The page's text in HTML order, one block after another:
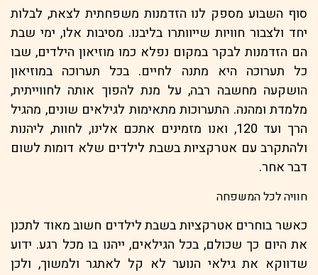
סוף השבוע מספק לנו הזדמנות משפחתית לצאת, לבלות
יחד ולצבור חוויות שייוותרו בליבנו. מסיבות אלו, ימי שבת
הם הזדמנות לבקר במקום נפלא כמו מוזיאון הילדים, שבו
כל תערוכה היא מתנה לחיים. בכל תערוכה במוזיאון
הושקעה מחשבה רבה, על מנת להפוך אותה לחווייתית,
מלמדת ומהנה. התערוכות מתאימות לגילאים שונים, מהגיל
הרך ועד 120, ואנו מזמינים אתכם אלינו, לחוות, ליהנות
ולהתקרב עם אטרקציות בשבת לילדים שלא דומות לשום
דבר אחר.
חוויה לכל המשפחה
כאשר בוחרים אטרקציות בשבת לילדים חשוב מאוד לתכנן
את היום כך שכולם, בכל הגילאים, ייהנו בו מכל רגע. ידוע
שדווקא את גילאי הנוער לא קל לאתגר ולמשוך, ולכן